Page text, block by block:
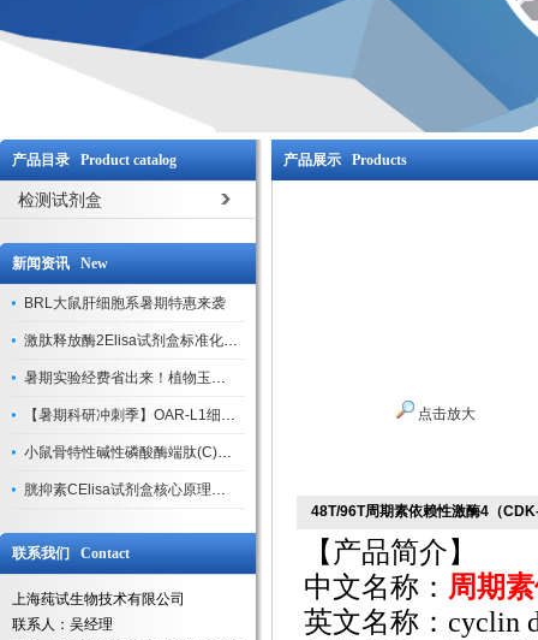
产品目录 Product catalog
检测试剂盒
新闻资讯 New
BRL大鼠肝细胞系暑期特惠来袭
激肽释放酶2Elisa试剂盒标准化实验操作与质控体系解析
暑期实验经费省出来！植物玉米索核苷（ZR ）elisa酶联免疫试剂盒
【暑期科研冲刺季】OAR-L1细胞专用培养基特惠，助力实验高效突破
小鼠骨特性碱性磷酸酶端肽(C)elisa试剂盒大促，骨科研人速囤
胱抑素CElisa试剂盒核心原理、产品特性与全流程操作规范详解
联系我们 Contact
上海莼试生物技术有限公司
联系人：吴经理
产品展示 Products
点击放大
48T/96T周期素依赖性激酶4（
【产品简介】
中文名称： 周期
英文名称： cyclin